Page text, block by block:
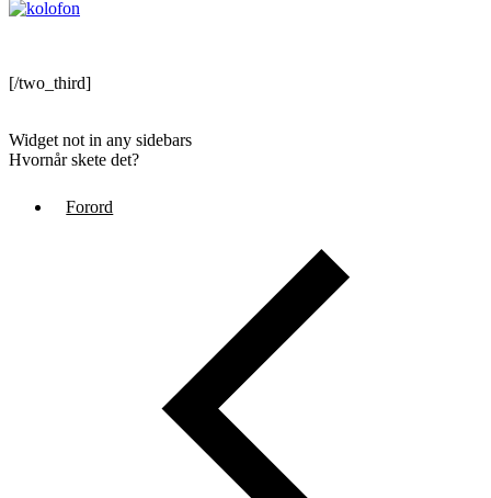
[/two_third]
Widget not in any sidebars
Hvornår skete det?
Forord